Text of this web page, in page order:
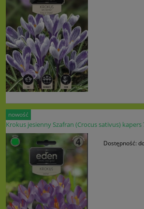
Krokus jesienny Szafran (Crocus sativus) kapers
Dostępność:
nowość